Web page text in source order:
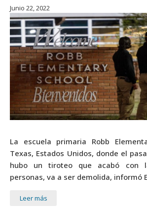
Junio 22, 2022
La escuela primaria Robb
Texas, Estados Unidos, donde el
hubo un tiroteo que acabó con
personas, va a ser demolida, informó
Leer más